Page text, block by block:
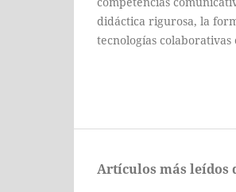
didáctica rigurosa, la
tecnologías colaborativas
Artículos más leídos